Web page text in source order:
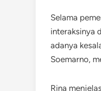
Selama
interaksinya
adanya
Soemarno,
Rina